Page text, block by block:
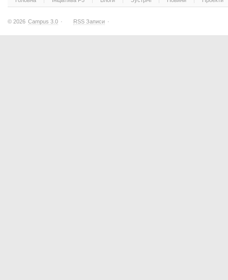
© 2026 Campus 3.0 · RSS Записи ·